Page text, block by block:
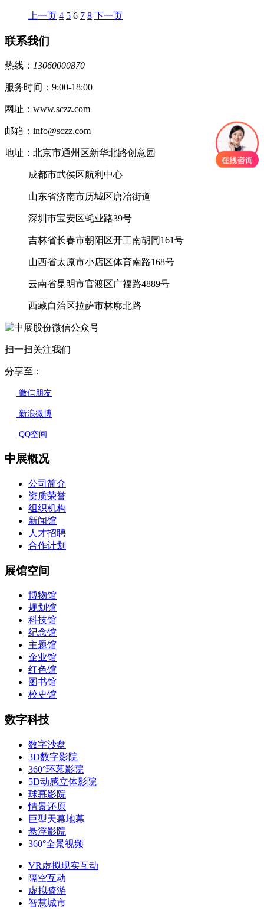
上一页 4 5 6 7 8 下一页
联系我们
热线： 13060000870
服务时间：9:00-18:00
网址：www.sczz.com
邮箱：info@sczz.com
地址：北京市通州区新华北路创意园
成都市武侯区航利中心
山东省济南市历城区唐冶街道
深圳市宝安区蚝业路39号
吉林省长春市朝阳区开工南胡同161号
山西省太原市小店区体育南路168号
云南省昆明市官渡区广福路4889号
西藏自治区拉萨市林廓北路
扫一扫关注我们
分享至：
微信朋友
新浪微博
QQ空间
中展概况
公司简介
资质荣誉
组织机构
新闻馆
人才招聘
合作计划
展馆空间
博物馆
规划馆
科技馆
纪念馆
主题馆
企业馆
红色馆
图书馆
校史馆
数字科技
数字沙盘
3D数字影院
360°环幕影院
5D动感立体影院
球幕影院
情景还原
巨型天幕地幕
悬浮影院
360°全景视频
VR虚拟现实互动
隔空互动
虚拟骑游
智慧城市